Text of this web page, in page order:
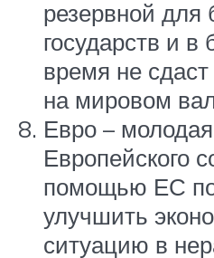
резервной для
государств и
время не
на мировом
Евро –
Европейского
помощью ЕС
улучшить
ситуацию в